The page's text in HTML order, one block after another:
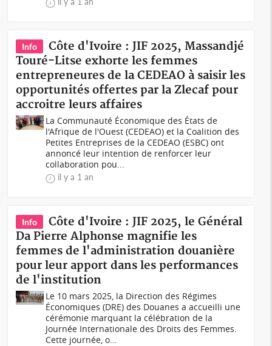
Info
Côte d'Ivoire : JIF 2025, Massandjé
Touré-Litse exhorte les femmes
entrepreneures de la CEDEAO à saisir les
opportunités offertes par la Zlecaf pour
accroitre leurs affaires
La Communauté Économique des États de
l'Afrique de l'Ouest (CEDEAO) et la Coalition des
Petites Entreprises de la CEDEAO (ESBC) ont
annoncé leur intention de renforcer leur
collaboration pou...
il y a 1 an
Info
Côte d'Ivoire : JIF 2025, le Général
Da Pierre Alphonse magnifie les
femmes de l'administration douanière
pour leur apport dans les performances
de l'institution
Le 10 mars 2025, la Direction des Régimes
Économiques (DRE) des Douanes a accueilli une
cérémonie marquant la célébration de la
Journée Internationale des Droits des Femmes.
Cette journée, o...